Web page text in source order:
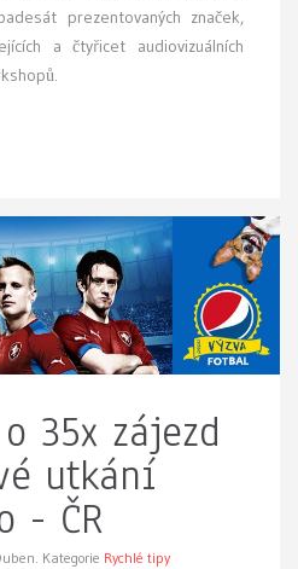
prezentovaných značek,
a čtyřicet audiovizuálních
35x zájezd
utkání
- ČR
Kategorie Rychlé tipy